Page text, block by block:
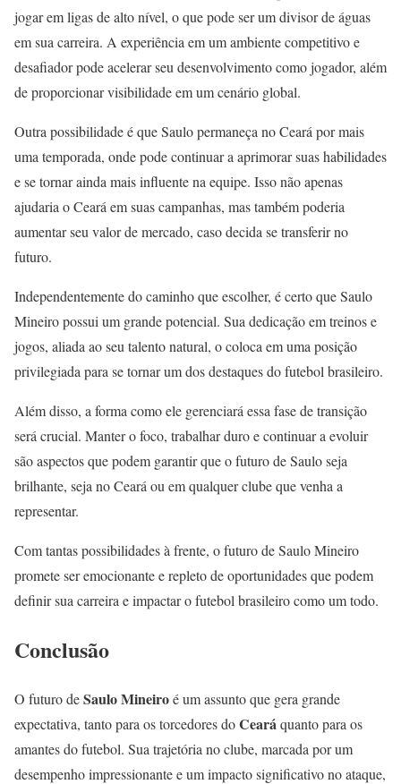
jogar em ligas de alto nível, o que pode ser um divisor de águas
em sua carreira. A experiência em um ambiente competitivo e
desafiador pode acelerar seu desenvolvimento como jogador, além
de proporcionar visibilidade em um cenário global.
Outra possibilidade é que Saulo permaneça no Ceará por mais
uma temporada, onde pode continuar a aprimorar suas habilidades
e se tornar ainda mais influente na equipe. Isso não apenas
ajudaria o Ceará em suas campanhas, mas também poderia
aumentar seu valor de mercado, caso decida se transferir no
futuro.
Independentemente do caminho que escolher, é certo que Saulo
Mineiro possui um grande potencial. Sua dedicação em treinos e
jogos, aliada ao seu talento natural, o coloca em uma posição
privilegiada para se tornar um dos destaques do futebol brasileiro.
Além disso, a forma como ele gerenciará essa fase de transição
será crucial. Manter o foco, trabalhar duro e continuar a evoluir
são aspectos que podem garantir que o futuro de Saulo seja
brilhante, seja no Ceará ou em qualquer clube que venha a
representar.
Com tantas possibilidades à frente, o futuro de Saulo Mineiro
promete ser emocionante e repleto de oportunidades que podem
definir sua carreira e impactar o futebol brasileiro como um todo.
Conclusão
O futuro deSaulo Mineiroé um assunto que gera grande
expectativa, tanto para os torcedores doCearáquanto para os
amantes do futebol. Sua trajetória no clube, marcada por um
desempenho impressionante e um impacto significativo no ataque,